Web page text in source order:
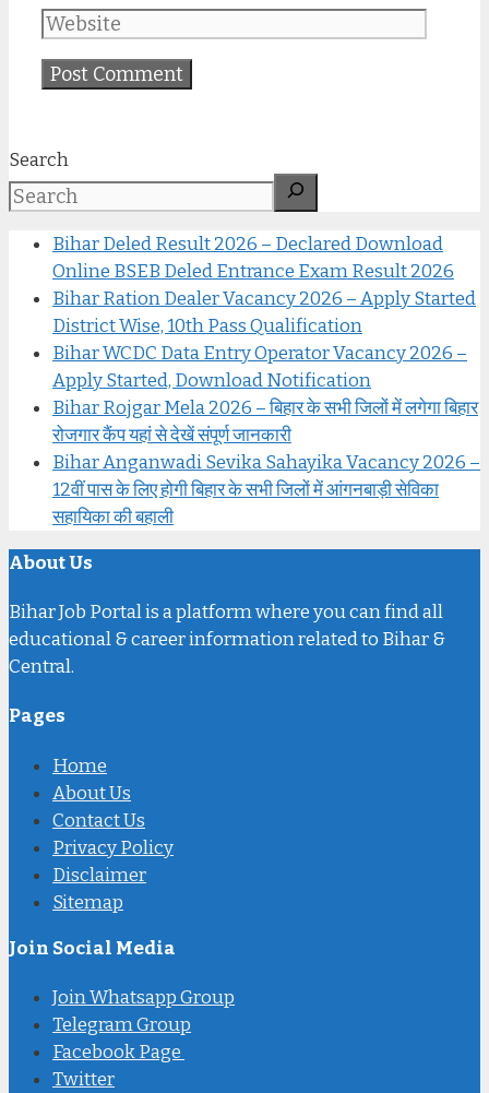
Search
Bihar Deled Result 2026 – Declared Download
Online BSEB Deled Entrance Exam Result 2026
Bihar Ration Dealer Vacancy 2026 – Apply Started
District Wise, 10th Pass Qualification
Bihar WCDC Data Entry Operator Vacancy 2026 –
Apply Started, Download Notification
Bihar Rojgar Mela 2026 – बिहार के सभी जिलों में लगेगा बिहार
रोजगार कैंप यहां से देखें संपूर्ण जानकारी
Bihar Anganwadi Sevika Sahayika Vacancy 2026 –
12वीं पास के लिए होगी बिहार के सभी जिलों में आंगनबाड़ी सेविका
सहायिका की बहाली
About Us
Bihar Job Portal is a platform where you can find all
educational & career information related to Bihar &
Central.
Pages
Home
About Us
Contact Us
Privacy Policy
Disclaimer
Sitemap
Join Social Media
Join Whatsapp Group
Telegram Group
Facebook Page
Twitter